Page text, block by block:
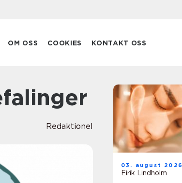
OM OSS COOKIES KONTAKT OSS
Redaktionel
03. august 2026
Eirik Lindholm